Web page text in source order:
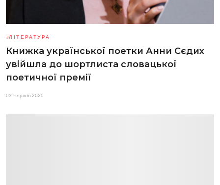
ЛІТЕРАТУРА
Книжка української поетки Анни Сєдих
увійшла до шортлиста словацької
поетичної премії
03 Червня 2025